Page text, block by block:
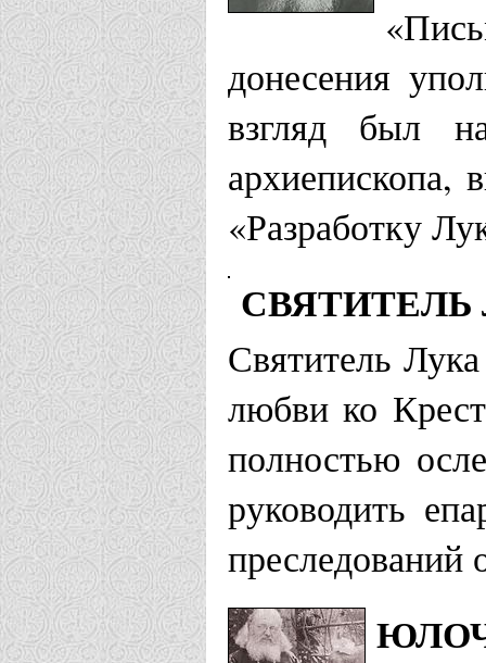
донесения
взгляд был
архиепископа,
«Разработку
Святитель
любви ко
полностью
руководить
преследований